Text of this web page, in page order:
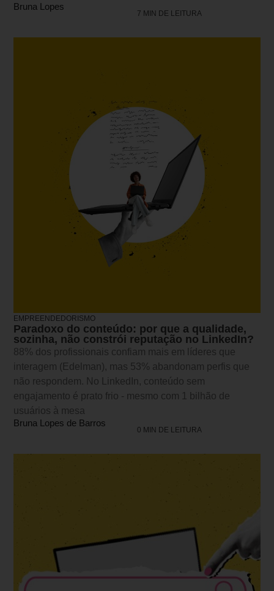
Bruna Lopes
7 MIN DE LEITURA
EMPREENDEDORISMO
Paradoxo do conteúdo: por que a qualidade,
sozinha, não constrói reputação no LinkedIn?
88% dos profissionais confiam mais em líderes que
interagem (Edelman), mas 53% abandonam perfis que
não respondem. No LinkedIn, conteúdo sem
engajamento é prato frio - mesmo com 1 bilhão de
usuários à mesa
Bruna Lopes de Barros
0 MIN DE LEITURA